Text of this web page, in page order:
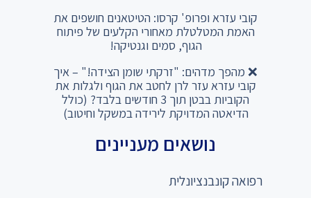
קובי עזרא ופרופ' קרסו: הטיטאנים חושפים את
האמת המטלטלת מאחורי הקלעים של פיתוח
הגוף, סמים וגנטיקה!
❌ מהפך מדהים: "זרקתי שומן הצידה!" – איך
קובי עזרא עזר לרן לחטב את הגוף ולגלות את
הקוביות בבטן תוך 3 חודשים בלבד? (כולל
הדיאטה המדויקת לירידה במשקל וחיטוב)
נושאים מעניינים
רפואה קונבנציונלית